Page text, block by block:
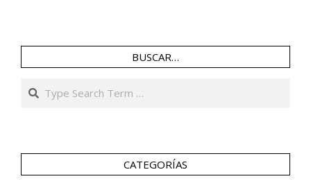
BUSCAR…
Search
CATEGORÍAS